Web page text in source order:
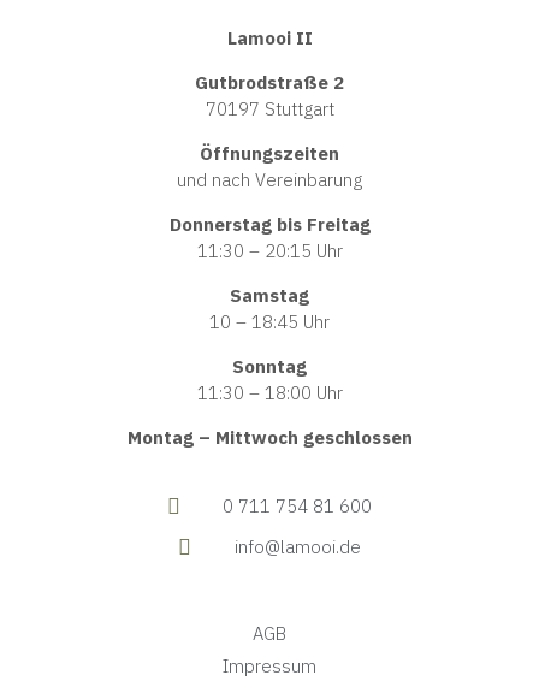
Lamooi II
Gutbrodstraße 2
70197 Stuttgart
Öffnungszeiten
und nach Vereinbarung
Donnerstag bis Freitag
11:30 – 20:15 Uhr
Samstag
10 – 18:45 Uhr
Sonntag
11:30 – 18:00 Uhr
Montag – Mittwoch geschlossen
0 711 754 81 600
info@lamooi.de
AGB
Impressum